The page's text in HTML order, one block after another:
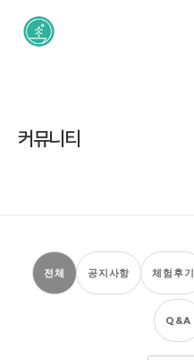
커뮤니티
전체 공지사항 체험후기
Q&A